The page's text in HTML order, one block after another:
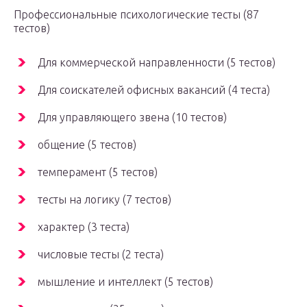
Профессиональные психологические тесты (87
тестов)
Для коммерческой направленности (5 тестов)
Для соискателей офисных вакансий (4 теста)
Для управляющего звена (10 тестов)
общение (5 тестов)
темперамент (5 тестов)
тесты на логику (7 тестов)
характер (3 теста)
числовые тесты (2 теста)
мышление и интеллект (5 тестов)